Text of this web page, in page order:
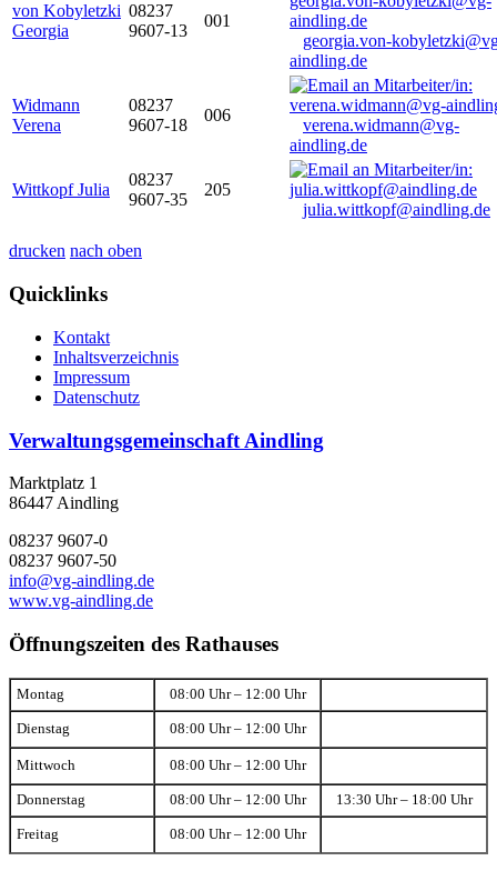
von Kobyletzki
Georgia
08237
9607-13
001
georgia.von-
aindling.de
Widmann
Verena
08237
9607-18
006
verena.widmann@vg-
aindling.de
Wittkopf Julia
08237
9607-35
205
julia.wittkopf@aindling.de
drucken nach oben
Quicklinks
Kontakt
Inhaltsverzeichnis
Impressum
Datenschutz
Verwaltungsgemeinschaft Aindling
Marktplatz 1
86447 Aindling
08237 9607-0
08237 9607-50
info@vg-aindling.de
www.vg-aindling.de
Öffnungszeiten des Rathauses
Montag 08:00 Uhr – 12:00 Uhr
Dienstag 08:00 Uhr – 12:00 Uhr
Mittwoch 08:00 Uhr – 12:00 Uhr
Donnerstag 08:00 Uhr – 12:00 Uhr 13:30 Uhr – 18:00 Uhr
Freitag 08:00 Uhr – 12:00 Uhr